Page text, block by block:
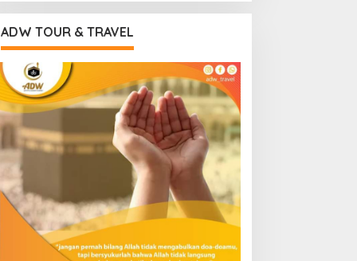
ADW TOUR & TRAVEL